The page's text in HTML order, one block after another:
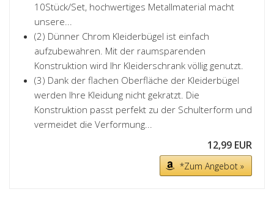
10Stück/Set, hochwertiges Metallmaterial macht
unsere...
(2) Dünner Chrom Kleiderbügel ist einfach
aufzubewahren. Mit der raumsparenden
Konstruktion wird Ihr Kleiderschrank völlig genutzt.
(3) Dank der flachen Oberfläche der Kleiderbügel
werden Ihre Kleidung nicht gekratzt. Die
Konstruktion passt perfekt zu der Schulterform und
vermeidet die Verformung...
12,99 EUR
*Zum Angebot »